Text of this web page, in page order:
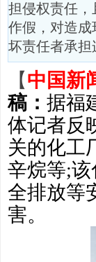
担侵权责任
作假，对造
坏责任者承担
【中国新
稿： 据福
体记者反
关的化工
辛烷等;
全排放等
害。